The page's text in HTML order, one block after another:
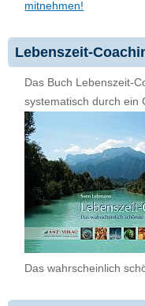
mitnehmen!
Lebenszeit-
Das Buch Lebenszeit-
systematisch durch ein
Das wahrscheinlich